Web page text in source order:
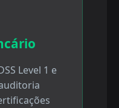
Level 1 e